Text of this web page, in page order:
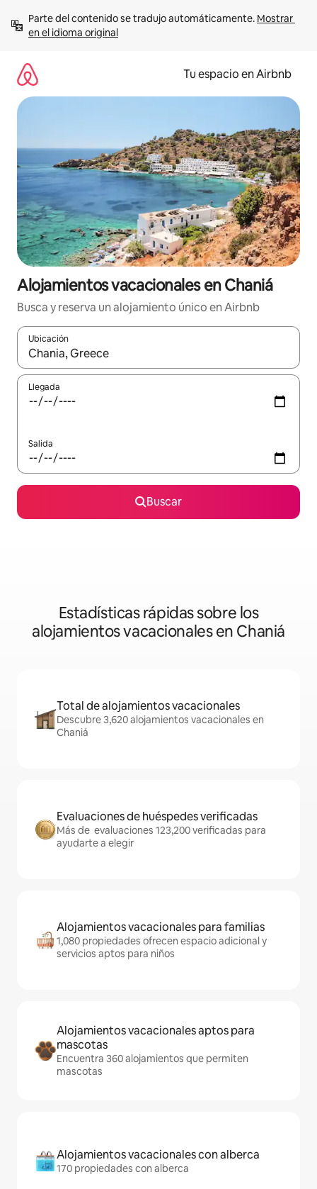
contenido
Parte del contenido se tradujo automáticamente. Mostrar
en el idioma original
Tu espacio en Airbnb
Alojamientos vacacionales en Chaniá
Busca y reserva un alojamiento único en Airbnb
Ubicación
Cuando los resultados estén disponibles, podrás navegar
Llegada
Salida
Buscar
Estadísticas rápidas sobre los
alojamientos vacacionales en Chaniá
Total de alojamientos vacacionales
Descubre 3,620 alojamientos vacacionales en
Chaniá
Evaluaciones de huéspedes verificadas
Más de evaluaciones 123,200 verificadas para
ayudarte a elegir
Alojamientos vacacionales para familias
1,080 propiedades ofrecen espacio adicional y
servicios aptos para niños
Alojamientos vacacionales aptos para
mascotas
Encuentra 360 alojamientos que permiten
mascotas
Alojamientos vacacionales con alberca
170 propiedades con alberca